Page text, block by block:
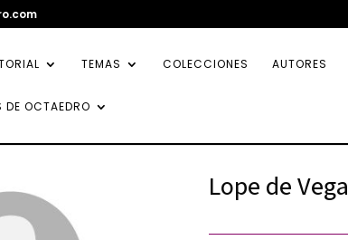
TEMAS COLECCIONES AUTORES
DE OCTAEDRO
Lope de Vega